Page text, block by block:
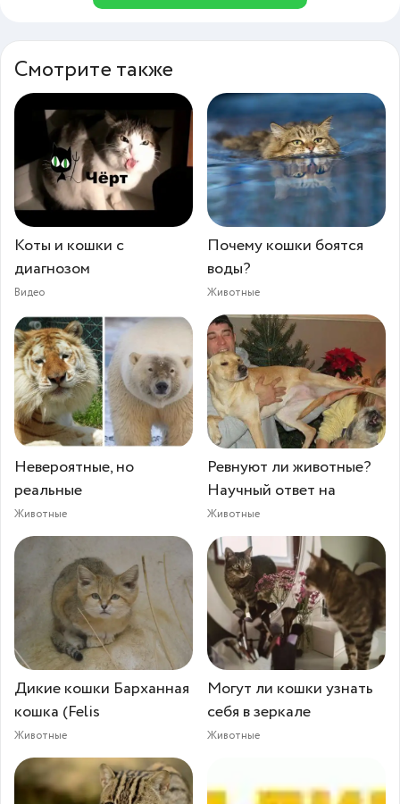
Смотрите также
Коты и кошки с
диагнозом
Видео
Почему кошки боятся
воды?
Животные
Невероятные, но
реальные
Животные
Ревнуют ли животные?
Научный ответ на
Животные
Дикие кошки Барханная
кошка (Felis
Животные
Могут ли кошки узнать
себя в зеркале
Животные